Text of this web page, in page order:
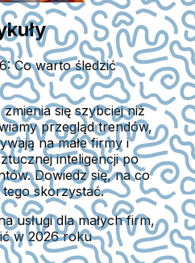
Co warto śledzić
się szybciej niż
przegląd trendów,
na małe firmy i
inteligencji po
Dowiedz się, na co
skorzystać.
usługi dla małych firm,
w 2026 roku